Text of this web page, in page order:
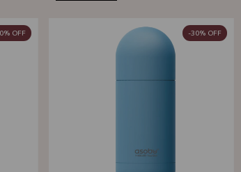
% OFF -30% OFF